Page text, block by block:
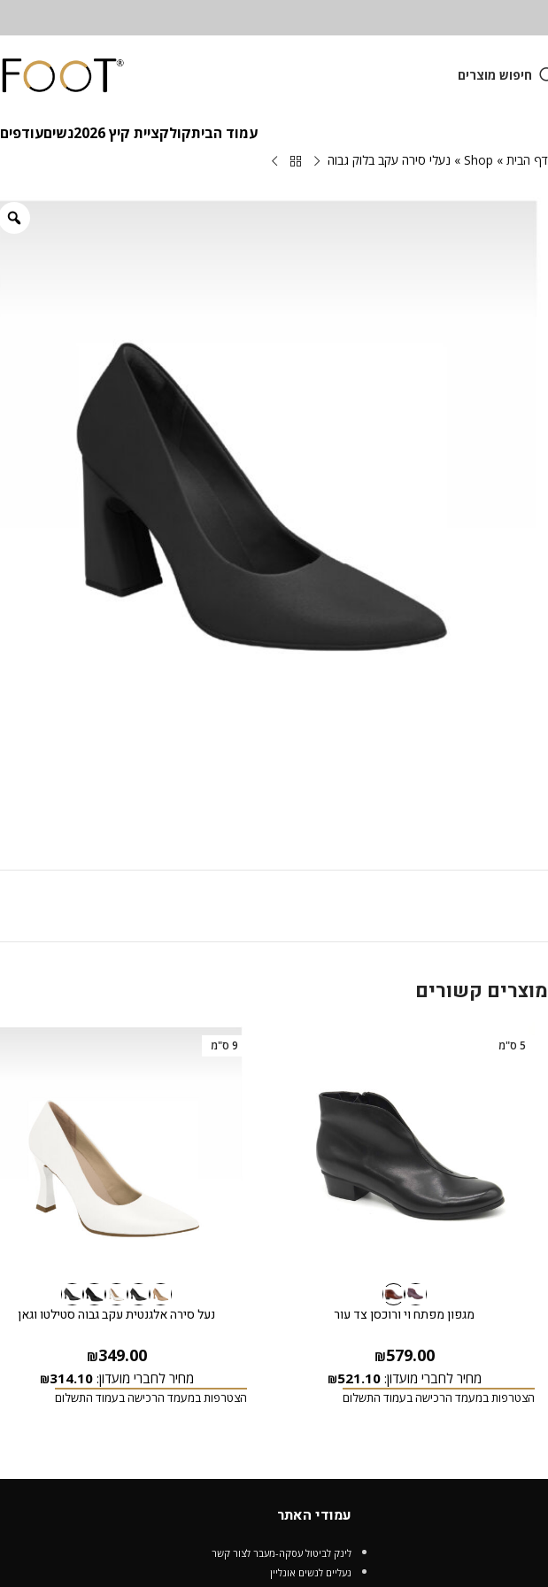
חיפוש מוצרים
עמוד הביתקולקציית קיץ 2026 נשיםעודפים
דף הבית »
Shop
» נעלי סירה עקב בלוק גבוה
מוצרים קשורים
5 ס"מ
מגפון מפתח וי ורוכסן צד עור
₪579.00
מחיר לחברי מועדון: ₪521.10
הצטרפות במעמד הרכישה בעמוד התשלום
9 ס"מ
נעל סירה אלגנטית עקב גבוה סטילטו וגאן
₪349.00
מחיר לחברי מועדון: ₪314.10
הצטרפות במעמד הרכישה בעמוד התשלום
עמודי האתר
לינק לביטול עסקה-מעבר לצור קשר
נעליים לנשים אונליין